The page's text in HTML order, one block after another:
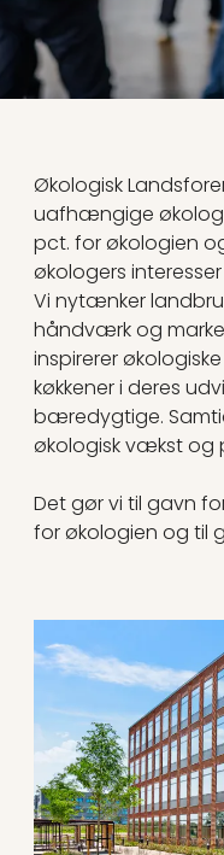
Økologisk
uafhængige
pct. for økologien
økologers
Vi nytænker
håndværk og
inspirerer
køkkener i deres
bæredygtige.
økologisk vækst og
Det gør vi til gavn
for økologien og til
Læs mere om